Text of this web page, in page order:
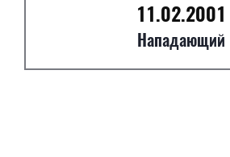
11.02.2001
Нападающий